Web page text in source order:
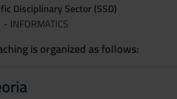
Disciplinary Sector (SSD)
INFORMATICS
is organized as follows: